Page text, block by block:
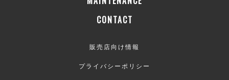
CONTACT
販売店向け情報
プライバシーポリシー